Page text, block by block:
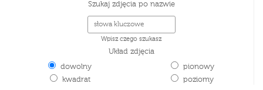
Szukaj zdjęcia po nazwie
Wpisz czego szukasz
Układ zdjęcia
dowolny
kwadrat
pionowy
poziomy